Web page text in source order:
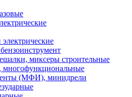
миксеры строительные
многофункциональные
(МФИ), минидрели